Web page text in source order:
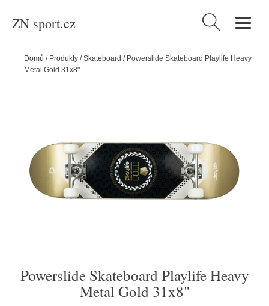
ZN sport.cz Vyhledávání
Domů / Produkty /Skateboard / Powerslide Skateboard Playlife Heavy
Metal Gold 31x8"
Powerslide Skateboard Playlife Heavy
Metal Gold 31x8"